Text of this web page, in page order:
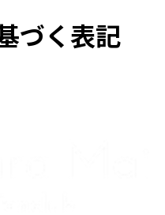
づく表記